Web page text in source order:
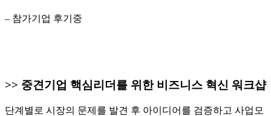
– 참가기업 후기중
>> 중견기업 핵심리더를 위한 비즈니스 혁신 워크샵
단계별로 시장의 문제를 발견 후 아이디어를 검증하고 사업모